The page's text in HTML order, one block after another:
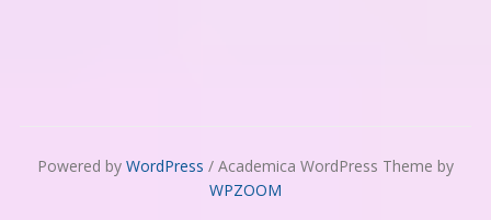
Powered by WordPress / Academica WordPress Theme by
WPZOOM